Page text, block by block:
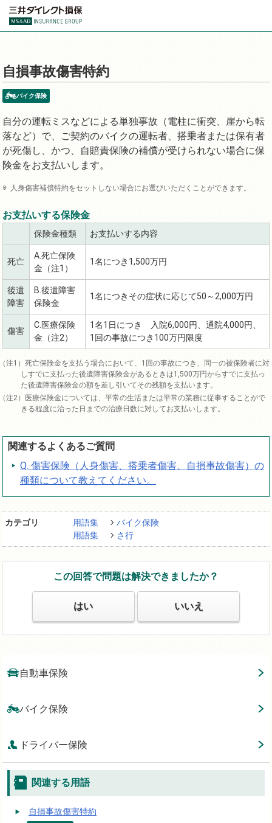
自損事故傷害特約
バイク保険
自分の運転ミスなどによる単独事故（電柱に衝突、崖から転
落など）で、ご契約のバイクの運転者、搭乗者または保有者
が死傷し、かつ、自賠責保険の補償が受けられない場合に保
険金をお支払いします。
人身傷害補償特約をセットしない場合にお選びいただくことができます。
お支払いする保険金
保険金種類 お支払いする内容
死亡
A.死亡保険
金（注1）
1名につき1,500万円
後遺
障害
B.後遺障害
保険金
1名につきその症状に応じて50～2,000万円
傷害
C.医療保険
金（注2）
1名1日につき 入院6,000円、通院4,000円、
1回の事故につき100万円限度
死亡保険金を支払う場合において、1回の事故につき、同一の被保険者に対
しすでに支払った後遺障害保険金があるときは1,500万円からすでに支払っ
た後遺障害保険金の額を差し引いてその残額を支払います。
医療保険金については、平常の生活または平常の業務に従事することがで
きる程度に治った日までの治療日数に対してお支払いします。
関連するよくあるご質問
Q. 傷害保険（人身傷害、搭乗者傷害、自損事故傷害）の
種類について教えてください。
カテゴリ 用語集
バイク保険
用語集
さ行
この回答で問題は解決できましたか？
はい いいえ
自動車保険
バイク保険
ドライバー保険
関連する用語
自損事故傷害特約